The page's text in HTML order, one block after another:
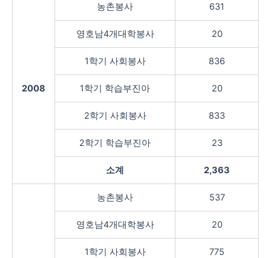
2008
농촌봉사 631
영호남4개대학봉사 20
1학기 사회봉사 836
1학기 학습부진아 20
2학기 사회봉사 833
2학기 학습부진아 23
소계 2,363
농촌봉사 537
영호남4개대학봉사 20
1학기 사회봉사 775